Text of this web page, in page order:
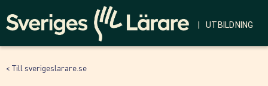
| UTBILDNING
< Till sverigeslarare.se